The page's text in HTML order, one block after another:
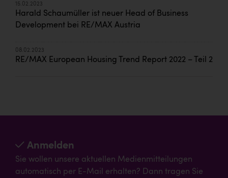
15.02.2023
Harald Schaumüller ist neuer Head of Business
Development bei RE/MAX Austria
08.02.2023
RE/MAX European Housing Trend Report 2022 – Teil 2
Anmelden
Sie wollen unsere aktuellen Medienmitteilungen
automatisch per E-Mail erhalten? Dann tragen Sie